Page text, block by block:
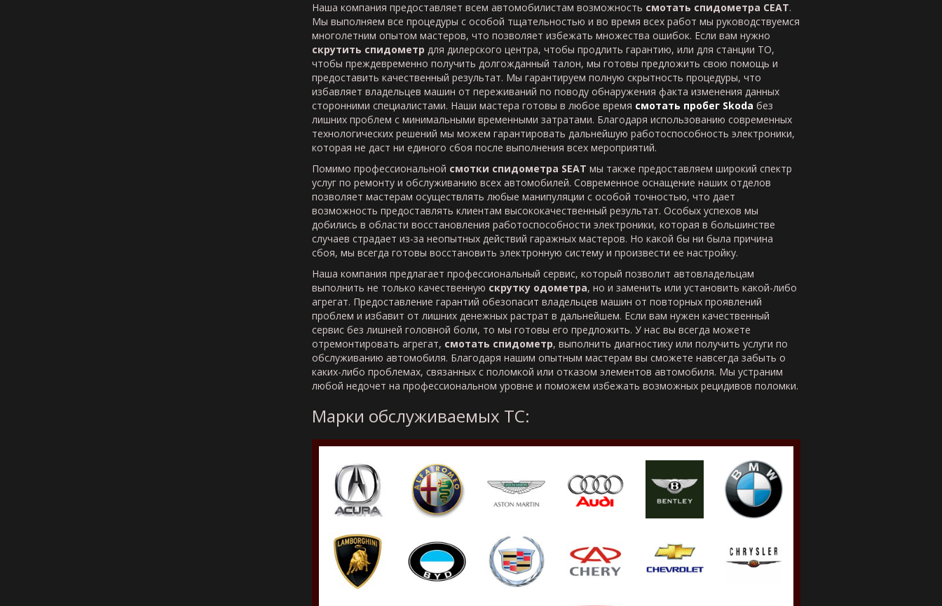
Наша компания предоставляет всем автомобилистам возможность смотать спидометра СЕАТ.
Мы выполняем все процедуры с особой тщательностью и во время всех работ мы руководствуемся
многолетним опытом мастеров, что позволяет избежать множества ошибок. Если вам нужно
скрутить спидометр для дилерского центра, чтобы продлить гарантию, или для станции ТО,
чтобы преждевременно получить долгожданный талон, мы готовы предложить свою помощь и
предоставить качественный результат. Мы гарантируем полную скрытность процедуры, что
избавляет владельцев машин от переживаний по поводу обнаружения факта изменения данных
сторонними специалистами. Наши мастера готовы в любое время смотать пробег Skoda без
лишних проблем с минимальными временными затратами. Благодаря использованию современных
технологических решений мы можем гарантировать дальнейшую работоспособность электроники,
которая не даст ни единого сбоя после выполнения всех мероприятий.
Помимо профессиональной смотки спидометра SEAT мы также предоставляем широкий спектр
услуг по ремонту и обслуживанию всех автомобилей. Современное оснащение наших отделов
позволяет мастерам осуществлять любые манипуляции с особой точностью, что дает
возможность предоставлять клиентам высококачественный результат. Особых успехов мы
добились в области восстановления работоспособности электроники, которая в большинстве
случаев страдает из-за неопытных действий гаражных мастеров. Но какой бы ни была причина
сбоя, мы всегда готовы восстановить электронную систему и произвести ее настройку.
Наша компания предлагает профессиональный сервис, который позволит автовладельцам
выполнить не только качественную скрутку одометра, но и заменить или установить какой-либо
агрегат. Предоставление гарантий обезопасит владельцев машин от повторных проявлений
проблем и избавит от лишних денежных растрат в дальнейшем. Если вам нужен качественный
сервис без лишней головной боли, то мы готовы его предложить. У нас вы всегда можете
отремонтировать агрегат, смотать спидометр, выполнить диагностику или получить услуги по
обслуживанию автомобиля. Благодаря нашим опытным мастерам вы сможете навсегда забыть о
каких-либо проблемах, связанных с поломкой или отказом элементов автомобиля. Мы устраним
любой недочет на профессиональном уровне и поможем избежать возможных рецидивов поломки.
Марки обслуживаемых ТС: